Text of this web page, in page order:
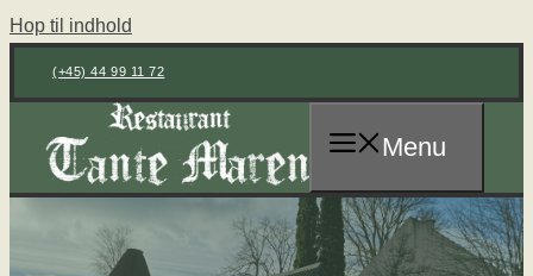
Hop til indhold
(+45) 44 99 11 72
Menu